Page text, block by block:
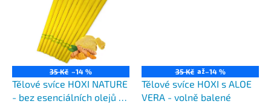
35 Kč –14 %
Tělové svíce HOXI NATURE
- bez esenciálních olejů -
35 Kč až–14 %
Tělové svíce HOXI s ALOE
VERA - volně balené